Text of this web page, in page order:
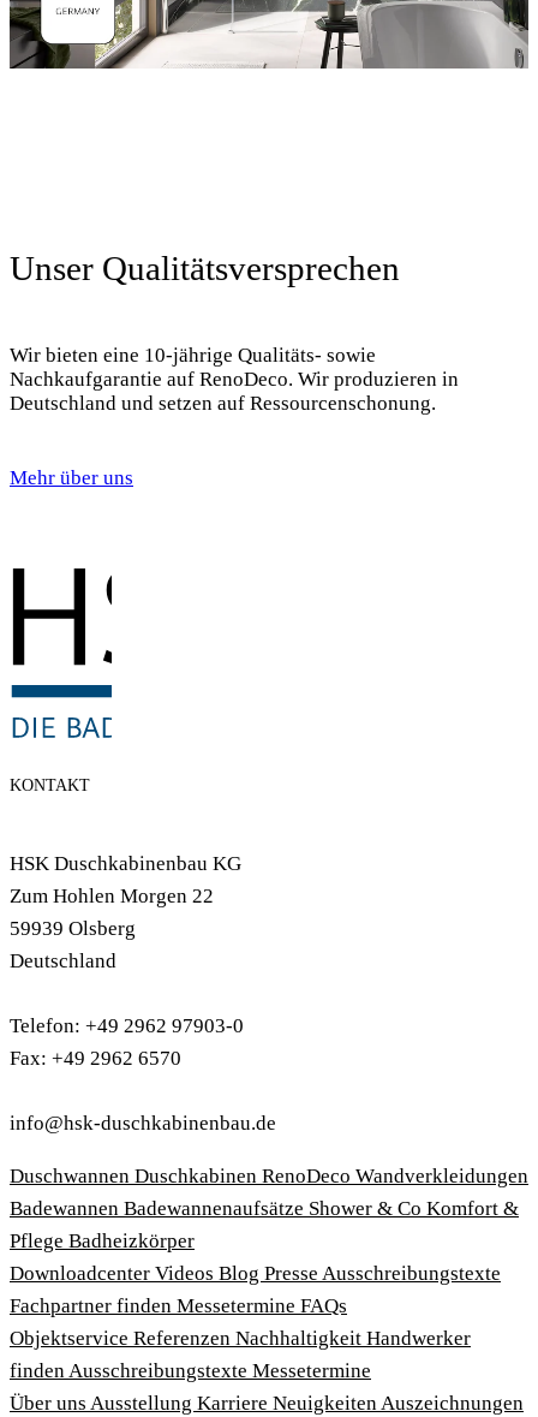
Unser Qualitätsversprechen
Wir bieten eine 10-jährige Qualitäts- sowie
Nachkaufgarantie auf RenoDeco. Wir produzieren in
Deutschland und setzen auf Ressourcenschonung.
Mehr über uns
KONTAKT
HSK Duschkabinenbau KG
Zum Hohlen Morgen 22
59939 Olsberg
Deutschland
Telefon: +49 2962 97903-0
Fax: +49 2962 6570
info@hsk-duschkabinenbau.de
Duschwannen Duschkabinen RenoDeco Wandverkleidungen
Badewannen Badewannenaufsätze Shower & Co Komfort &
Pflege Badheizkörper
Download­center Videos Blog Presse Ausschreibungstexte
Fachpartner finden Messetermine FAQs
Objektservice Referenzen Nachhaltigkeit Handwerker
finden Ausschreibungstexte Messetermine
Über uns Ausstellung Karriere Neuigkeiten Auszeichnungen